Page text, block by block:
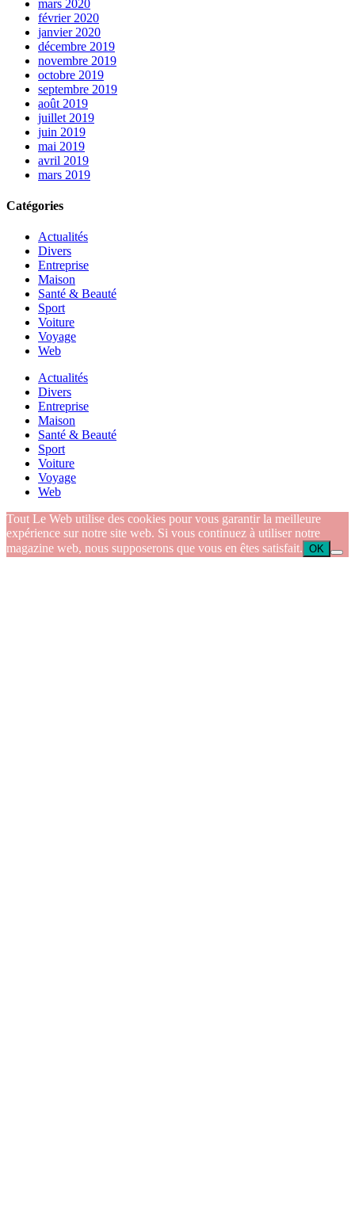
mars 2020
février 2020
janvier 2020
décembre 2019
novembre 2019
octobre 2019
septembre 2019
août 2019
juillet 2019
juin 2019
mai 2019
avril 2019
mars 2019
Catégories
Actualités
Divers
Entreprise
Maison
Santé & Beauté
Sport
Voiture
Voyage
Web
Actualités
Divers
Entreprise
Maison
Santé & Beauté
Sport
Voiture
Voyage
Web
Tout Le Web utilise des cookies pour vous garantir la meilleure
expérience sur notre site web. Si vous continuez à utiliser notre
magazine web, nous supposerons que vous en êtes satisfait. OK